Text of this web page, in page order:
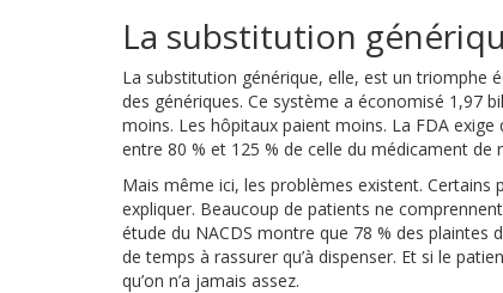
La substitution
La substitution générique, elle, est un triomphe
des génériques. Ce système a économisé 1,97
moins. Les hôpitaux paient moins. La FDA
entre 80 % et 125 % de celle du médicament de
Mais même ici, les problèmes existent.
expliquer. Beaucoup de patients ne
étude du NACDS montre que 78 % des plaintes
de temps à rassurer qu’à dispenser. Et si le
qu’on n’a jamais assez.